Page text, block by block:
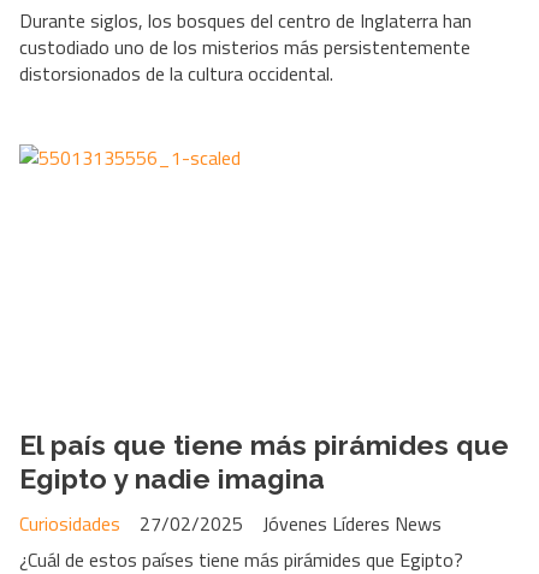
Durante siglos, los bosques del centro de Inglaterra han
custodiado uno de los misterios más persistentemente
distorsionados de la cultura occidental.
El país que tiene más pirámides que
Egipto y nadie imagina
Jóvenes Líderes News
Curiosidades
27/02/2025
¿Cuál de estos países tiene más pirámides que Egipto?